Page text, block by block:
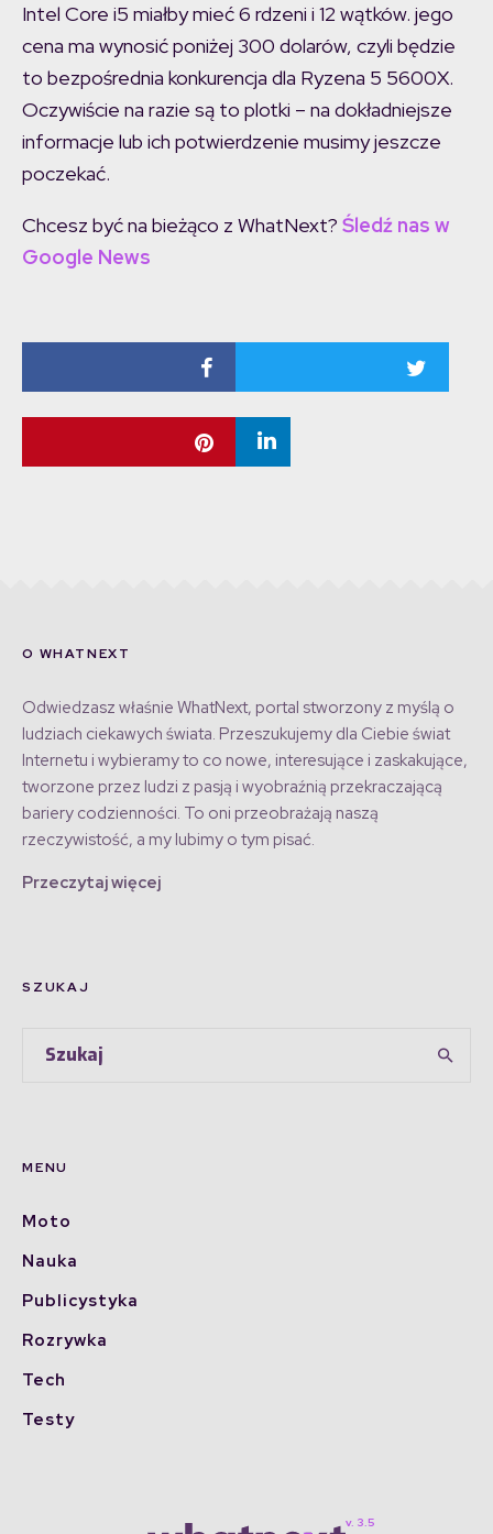
Intel Core i5 miałby mieć 6 rdzeni i 12 wątków. jego
cena ma wynosić poniżej 300 dolarów, czyli będzie
to bezpośrednia konkurencja dla Ryzena 5 5600X.
Oczywiście na razie są to plotki – na dokładniejsze
informacje lub ich potwierdzenie musimy jeszcze
poczekać.
Chcesz być na bieżąco z WhatNext? Śledź nas w
Google News
O WHATNEXT
Odwiedzasz właśnie WhatNext, portal stworzony z myślą o
ludziach ciekawych świata. Przeszukujemy dla Ciebie świat
Internetu i wybieramy to co nowe, interesujące i zaskakujące,
tworzone przez ludzi z pasją i wyobraźnią przekraczającą
bariery codzienności. To oni przeobrażają naszą
rzeczywistość, a my lubimy o tym pisać.
Przeczytaj więcej
SZUKAJ
MENU
Moto
Nauka
Publicystyka
Rozrywka
Tech
Testy